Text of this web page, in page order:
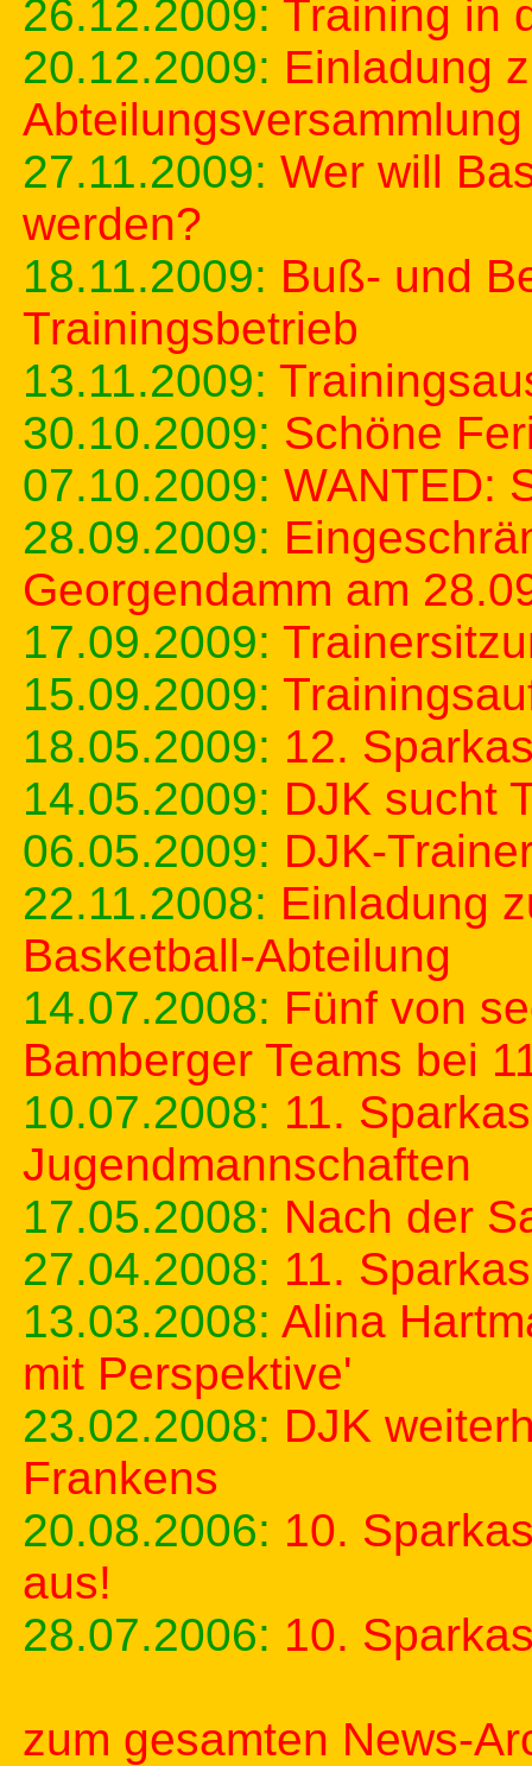
26.12.2009: Training in
20.12.2009: Einladung
Abteilungsversammlung
27.11.2009: Wer will
werden?
18.11.2009: Buß- und
Trainingsbetrieb
13.11.2009:
30.10.2009: Schöne
07.10.2009: WANTED:
28.09.2009:
Georgendamm am
17.09.2009:
15.09.2009:
18.05.2009: 12.
14.05.2009: DJK sucht
06.05.2009: DJK-
22.11.2008: Einladung
Basketball-Abteilung
14.07.2008: Fünf von
Bamberger Teams bei
10.07.2008: 11.
Jugendmannschaften
17.05.2008: Nach der
27.04.2008: 11.
13.03.2008: Alina
mit Perspektive'
23.02.2008: DJK
Frankens
20.08.2006: 10.
aus!
28.07.2006: 10.
zum gesamten News-